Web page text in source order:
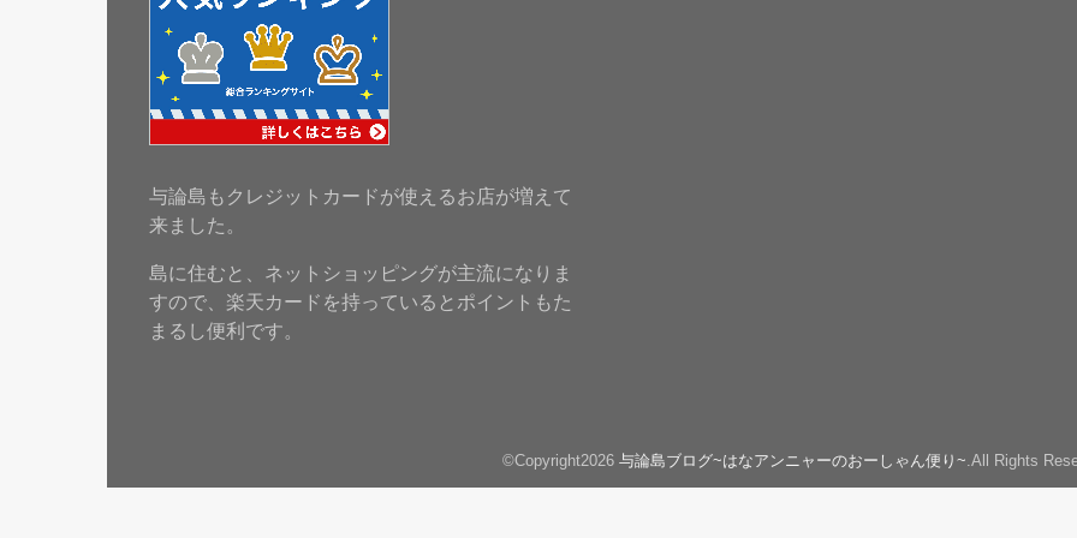
与論島もクレジットカードが使えるお店が増えて
来ました。
島に住むと、ネットショッピングが主流になりま
すので、楽天カードを持っているとポイントもた
まるし便利です。
©Copyright2026 与論島ブログ~はなアンニャーのおーしゃん便り~ .All Rights